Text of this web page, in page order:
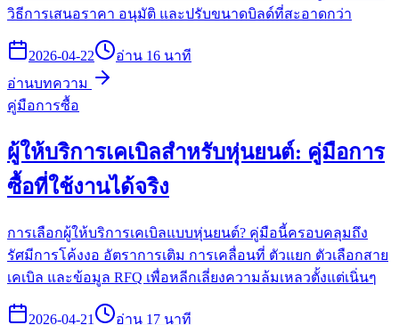
วิธีการเสนอราคา อนุมัติ และปรับขนาดบิลด์ที่สะอาดกว่า
2026-04-22
อ่าน 16 นาที
อ่านบทความ
คู่มือการซื้อ
ผู้ให้บริการเคเบิลสำหรับหุ่นยนต์: คู่มือการ
ซื้อที่ใช้งานได้จริง
การเลือกผู้ให้บริการเคเบิลแบบหุ่นยนต์? คู่มือนี้ครอบคลุมถึง
รัศมีการโค้งงอ อัตราการเติม การเคลื่อนที่ ตัวแยก ตัวเลือกสาย
เคเบิล และข้อมูล RFQ เพื่อหลีกเลี่ยงความล้มเหลวตั้งแต่เนิ่นๆ
2026-04-21
อ่าน 17 นาที